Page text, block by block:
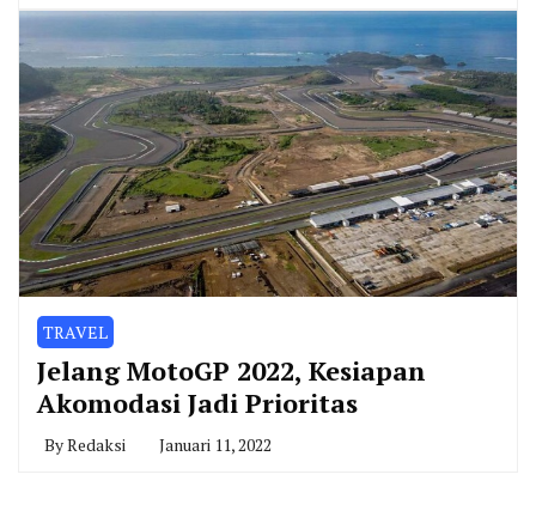
TRAVEL
Jelang MotoGP 2022, Kesiapan
Akomodasi Jadi Prioritas
ByRedaksi Januari 11, 2022